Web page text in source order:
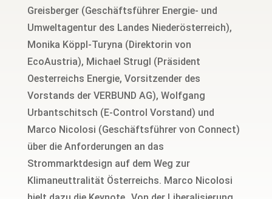
Greisberger (Geschäftsführer Energie- und
Umweltagentur des Landes Niederösterreich),
Monika Köppl-Turyna (Direktorin von
EcoAustria), Michael Strugl (Präsident
Oesterreichs Energie, Vorsitzender des
Vorstands der VERBUND AG), Wolfgang
Urbantschitsch (E-Control Vorstand) und
Marco Nicolosi (Geschäftsführer von Connect)
über die Anforderungen an das
Strommarktdesign auf dem Weg zur
Klimaneuttralität Österreichs. Marco Nicolosi